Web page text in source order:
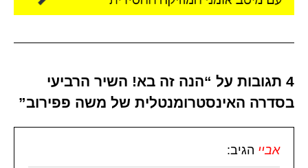
4 תגובות על “הנה זה בא! השיר הרביעי
בסדרה האינסטרומנטלית של משה פפירוב”
אביי הגיב: